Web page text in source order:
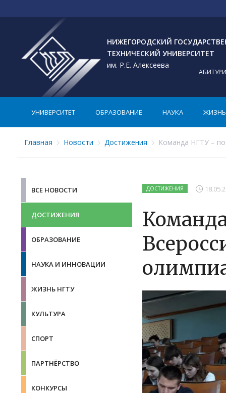
НИЖЕГОРОДСКИЙ
ТЕХНИЧЕСКИЙ УНИВЕРСИТЕТ
им. Р.Е. Алексеева
УНИВЕРСИТЕТ ОБРАЗОВАНИЕ НАУКА ЖИЗНЬ
Главная Новости Достижения Команда НГТУ –
ВСЕ НОВОСТИ
ДОСТИЖЕНИЯ
ОБРАЗОВАНИЕ
НАУКА И ИННОВАЦИИ
ЖИЗНЬ НГТУ
КУЛЬТУРА
СПОРТ
ПАРТНЁРСТВО
КОНКУРСЫ
ДОСТИЖЕНИЯ